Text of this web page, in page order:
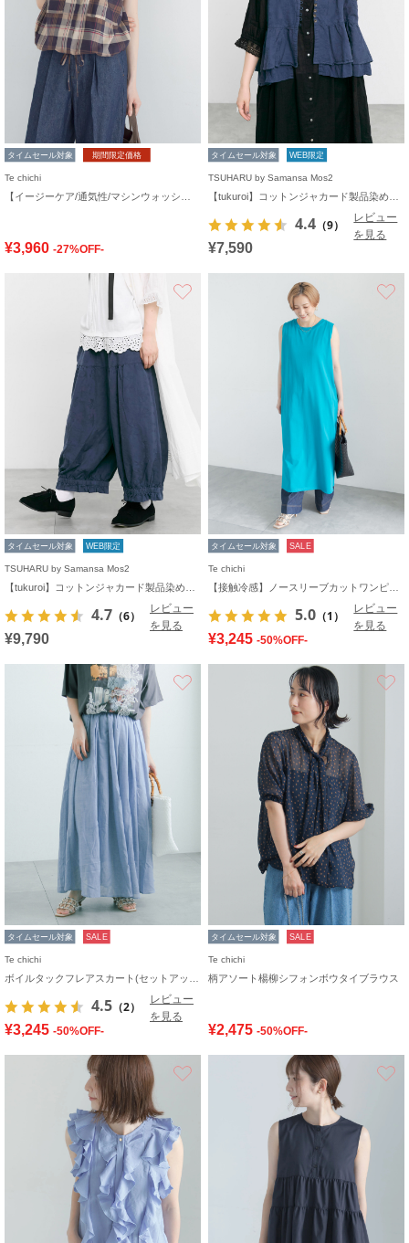
タイムセール対象 期間限定価格
Te chichi
¥3,960 -27%OFF-
タイムセール対象 WEB限定
TSUHARU by Samansa Mos2
4.4 （9）
レビュー
を見る
¥7,590
タイムセール対象 WEB限定
TSUHARU by Samansa Mos2
4.7 （6）
レビュー
を見る
¥9,790
タイムセール対象 SALE
Te chichi
5.0 （1）
レビュー
を見る
¥3,245 -50%OFF-
タイムセール対象 SALE
Te chichi
4.5 （2）
レビュー
を見る
¥3,245 -50%OFF-
タイムセール対象 SALE
Te chichi
柄アソート楊柳シフォンボウタイブラウス
¥2,475 -50%OFF-